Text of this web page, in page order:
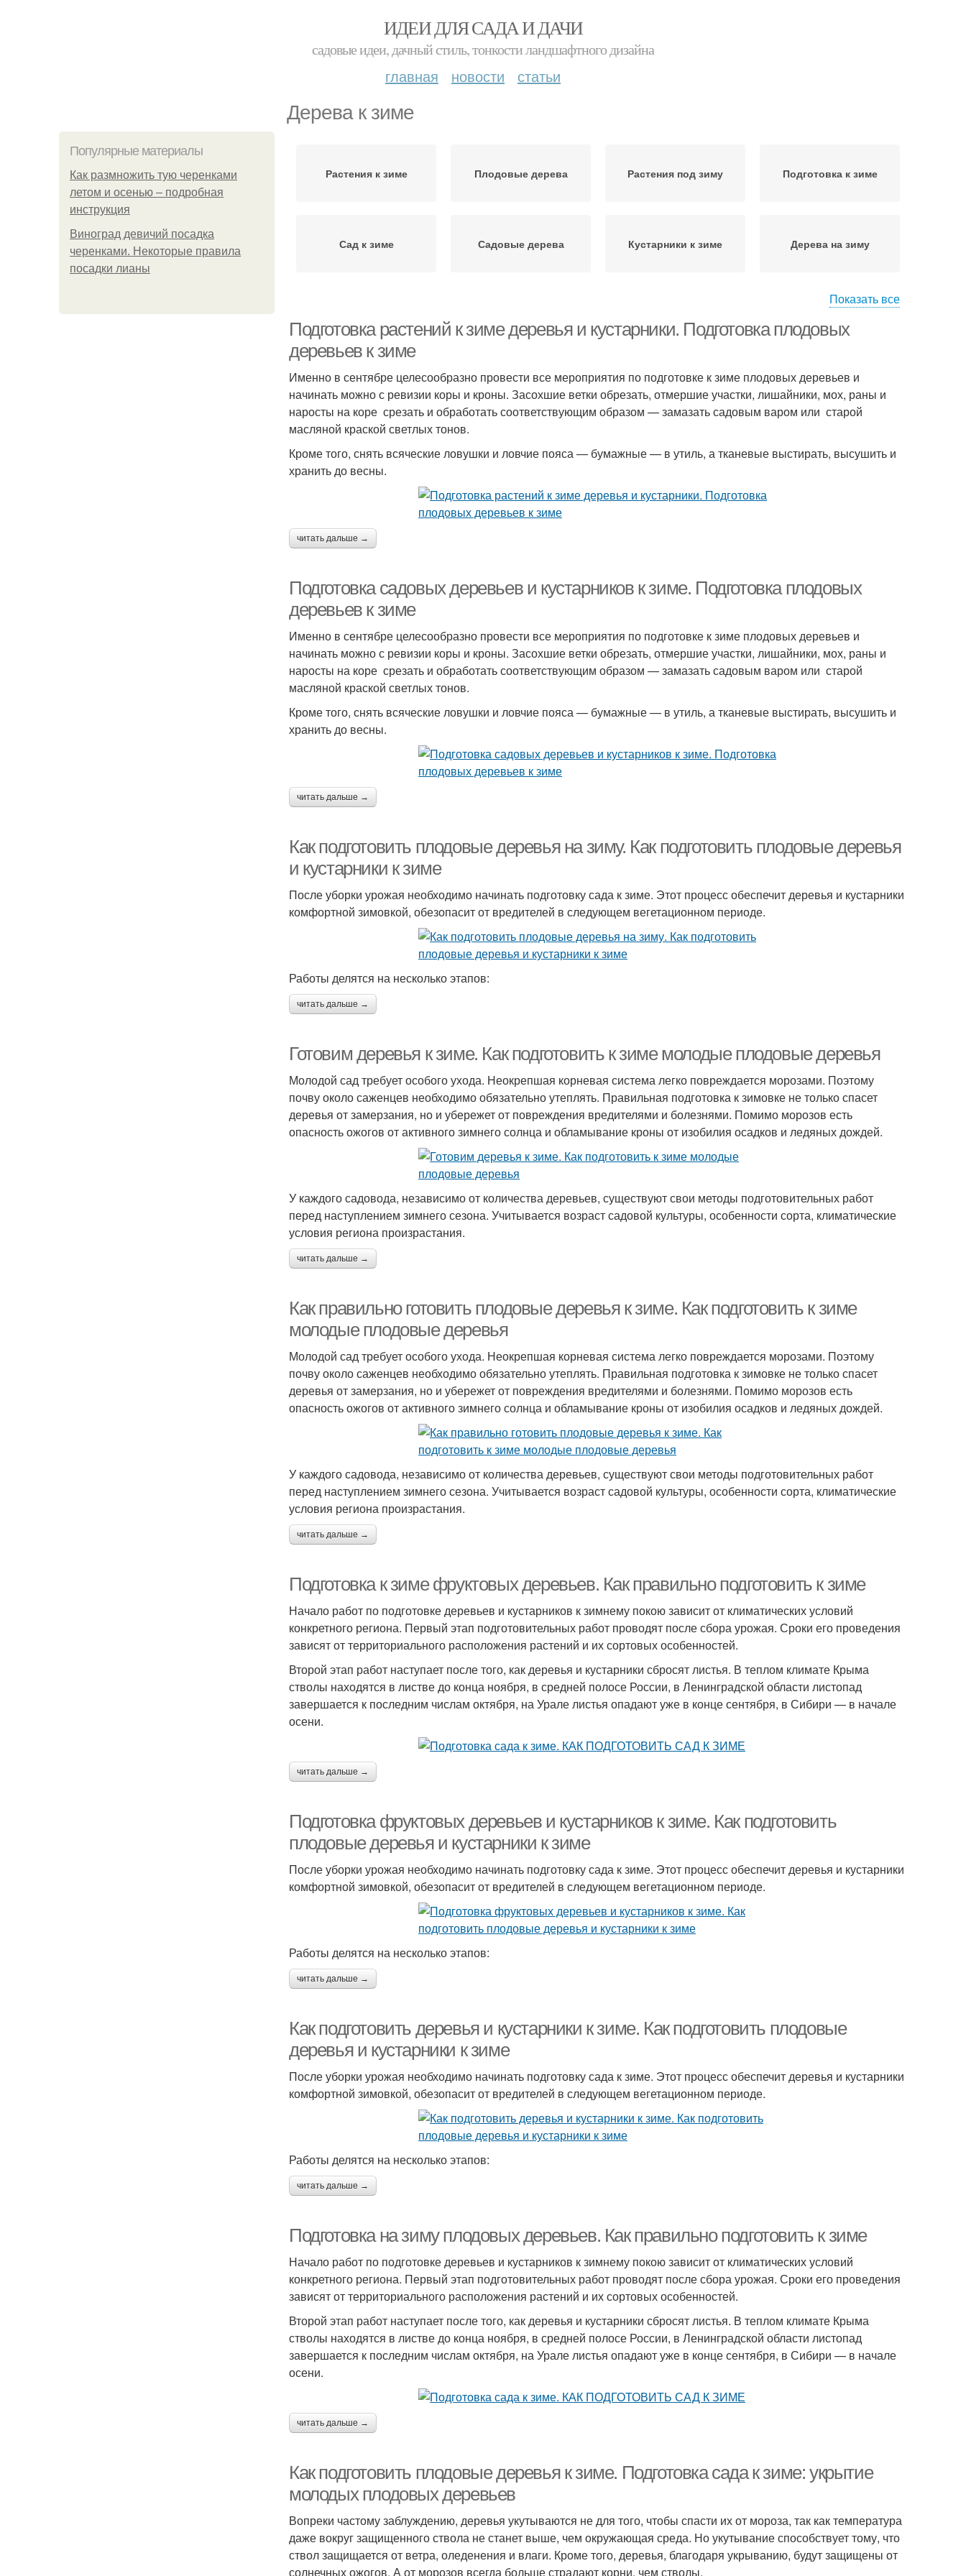
ИДЕИ ДЛЯ САДА И ДАЧИ
садовые идеи, дачный стиль, тонкости ландшафтного дизайна
главная новости статьи
Дерева к зиме
Популярные материалы
Как размножить тую черенками
летом и осенью – подробная
инструкция
Виноград девичий посадка
черенками. Некоторые правила
посадки лианы
Растения к зиме Плодовые дерева Растения под зиму Подготовка к зиме
Сад к зиме Садовые дерева Кустарники к зиме Дерева на зиму
Подготовка на зиму
Показать все
Подготовка растений к зиме деревья и кустарники. Подготовка плодовых
деревьев к зиме
Именно в сентябре целесообразно провести все мероприятия по подготовке к зиме плодовых деревьев и
начинать можно с ревизии коры и кроны. Засохшие ветки обрезать, отмершие участки, лишайники, мох, раны и
наросты на коре срезать и обработать соответствующим образом — замазать садовым варом или старой
масляной краской светлых тонов.
Кроме того, снять всяческие ловушки и ловчие пояса — бумажные — в утиль, а тканевые выстирать, высушить и
хранить до весны.
читать дальше →
Подготовка садовых деревьев и кустарников к зиме. Подготовка плодовых
деревьев к зиме
Именно в сентябре целесообразно провести все мероприятия по подготовке к зиме плодовых деревьев и
начинать можно с ревизии коры и кроны. Засохшие ветки обрезать, отмершие участки, лишайники, мох, раны и
наросты на коре срезать и обработать соответствующим образом — замазать садовым варом или старой
масляной краской светлых тонов.
Кроме того, снять всяческие ловушки и ловчие пояса — бумажные — в утиль, а тканевые выстирать, высушить и
хранить до весны.
читать дальше →
Как подготовить плодовые деревья на зиму. Как подготовить плодовые деревья
и кустарники к зиме
После уборки урожая необходимо начинать подготовку сада к зиме. Этот процесс обеспечит деревья и кустарники
комфортной зимовкой, обезопасит от вредителей в следующем вегетационном периоде.
Работы делятся на несколько этапов:
читать дальше →
Готовим деревья к зиме. Как подготовить к зиме молодые плодовые деревья
Молодой сад требует особого ухода. Неокрепшая корневая система легко повреждается морозами. Поэтому
почву около саженцев необходимо обязательно утеплять. Правильная подготовка к зимовке не только спасет
деревья от замерзания, но и убережет от повреждения вредителями и болезнями. Помимо морозов есть
опасность ожогов от активного зимнего солнца и обламывание кроны от изобилия осадков и ледяных дождей.
У каждого садовода, независимо от количества деревьев, существуют свои методы подготовительных работ
перед наступлением зимнего сезона. Учитывается возраст садовой культуры, особенности сорта, климатические
условия региона произрастания.
читать дальше →
Как правильно готовить плодовые деревья к зиме. Как подготовить к зиме
молодые плодовые деревья
Молодой сад требует особого ухода. Неокрепшая корневая система легко повреждается морозами. Поэтому
почву около саженцев необходимо обязательно утеплять. Правильная подготовка к зимовке не только спасет
деревья от замерзания, но и убережет от повреждения вредителями и болезнями. Помимо морозов есть
опасность ожогов от активного зимнего солнца и обламывание кроны от изобилия осадков и ледяных дождей.
У каждого садовода, независимо от количества деревьев, существуют свои методы подготовительных работ
перед наступлением зимнего сезона. Учитывается возраст садовой культуры, особенности сорта, климатические
условия региона произрастания.
читать дальше →
Подготовка к зиме фруктовых деревьев. Как правильно подготовить к зиме
Начало работ по подготовке деревьев и кустарников к зимнему покою зависит от климатических условий
конкретного региона. Первый этап подготовительных работ проводят после сбора урожая. Сроки его проведения
зависят от территориального расположения растений и их сортовых особенностей.
Второй этап работ наступает после того, как деревья и кустарники сбросят листья. В теплом климате Крыма
стволы находятся в листве до конца ноября, в средней полосе России, в Ленинградской области листопад
завершается к последним числам октября, на Урале листья опадают уже в конце сентября, в Сибири — в начале
осени.
читать дальше →
Подготовка фруктовых деревьев и кустарников к зиме. Как подготовить
плодовые деревья и кустарники к зиме
После уборки урожая необходимо начинать подготовку сада к зиме. Этот процесс обеспечит деревья и кустарники
комфортной зимовкой, обезопасит от вредителей в следующем вегетационном периоде.
Работы делятся на несколько этапов:
читать дальше →
Как подготовить деревья и кустарники к зиме. Как подготовить плодовые
деревья и кустарники к зиме
После уборки урожая необходимо начинать подготовку сада к зиме. Этот процесс обеспечит деревья и кустарники
комфортной зимовкой, обезопасит от вредителей в следующем вегетационном периоде.
Работы делятся на несколько этапов:
читать дальше →
Подготовка на зиму плодовых деревьев. Как правильно подготовить к зиме
Начало работ по подготовке деревьев и кустарников к зимнему покою зависит от климатических условий
конкретного региона. Первый этап подготовительных работ проводят после сбора урожая. Сроки его проведения
зависят от территориального расположения растений и их сортовых особенностей.
Второй этап работ наступает после того, как деревья и кустарники сбросят листья. В теплом климате Крыма
стволы находятся в листве до конца ноября, в средней полосе России, в Ленинградской области листопад
завершается к последним числам октября, на Урале листья опадают уже в конце сентября, в Сибири — в начале
осени.
читать дальше →
Как подготовить плодовые деревья к зиме. Подготовка сада к зиме: укрытие
молодых плодовых деревьев
Вопреки частому заблуждению, деревья укутываются не для того, чтобы спасти их от мороза, так как температура
даже вокруг защищенного ствола не станет выше, чем окружающая среда. Но укутывание способствует тому, что
ствол защищается от ветра, оледенения и влаги. Кроме того, деревья, благодаря укрыванию, будут защищены от
солнечных ожогов. А от морозов всегда больше страдают корни, чем стволы.